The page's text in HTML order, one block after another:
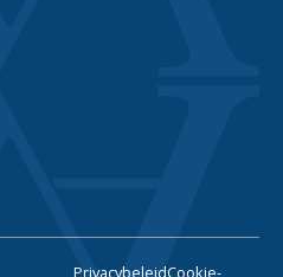
PrivacybeleidCookie-